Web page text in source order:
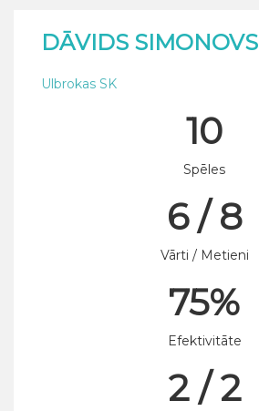
DĀVIDS SIMONOVS
Ulbrokas SK
10
Spēles
6 / 8
Vārti / Metieni
75%
Efektivitāte
2 / 2